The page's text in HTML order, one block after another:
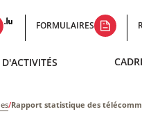
FORMULAIRES
/Rapport statistique des